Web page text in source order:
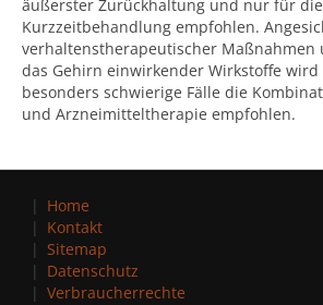
äußerster Zurückhaltung und nur für die
Kurzzeitbehandlung empfohlen.
verhaltenstherapeutischer
das Gehirn einwirkender Wirkstoffe
besonders schwierige Fälle die
und Arzneimitteltherapie empfohlen.
Home
Kontakt
Sitemap
Datenschutz
Verbraucherrechte